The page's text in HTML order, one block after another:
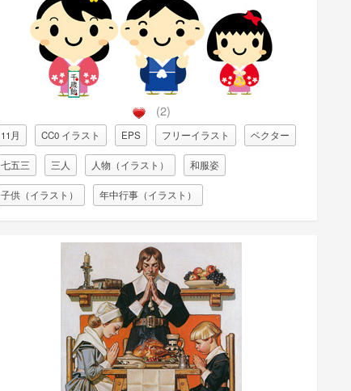
(2)
11月 CC0 イラスト EPS フリーイラスト ベクター
七五三 三人 人物（イラスト） 和服姿
子供（イラスト） 年中行事（イラスト）